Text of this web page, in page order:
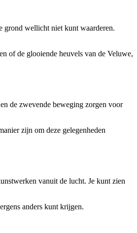
grond wellicht niet kunt waarderen.
of de glooiende heuvels van de Veluwe,
de zwevende beweging zorgen voor
zijn om deze gelegenheden
vanuit de lucht. Je kunt zien
anders kunt krijgen.